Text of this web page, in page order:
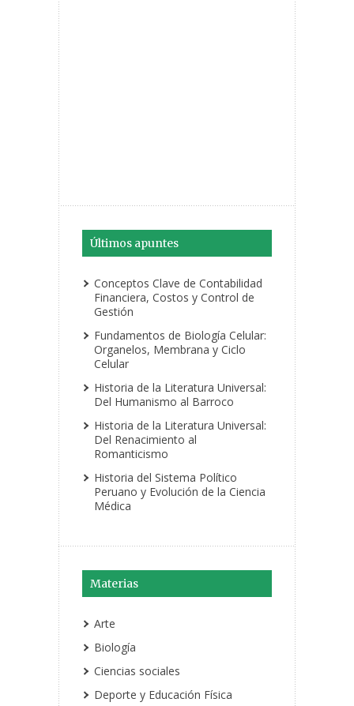
Últimos apuntes
Conceptos Clave de Contabilidad
Financiera, Costos y Control de
Gestión
Fundamentos de Biología Celular:
Organelos, Membrana y Ciclo
Celular
Historia de la Literatura Universal:
Del Humanismo al Barroco
Historia de la Literatura Universal:
Del Renacimiento al
Romanticismo
Historia del Sistema Político
Peruano y Evolución de la Ciencia
Médica
Materias
Arte
Biología
Ciencias sociales
Deporte y Educación Física